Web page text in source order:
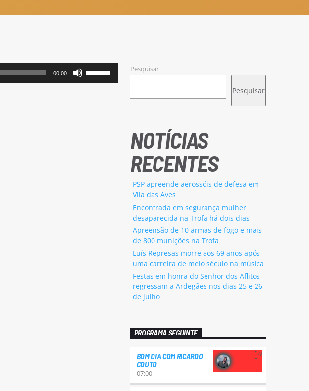
00:00
Use
as
Pesquisar
Pesquisar
NOTÍCIAS
RECENTES
PSP apreende aerossóis de defesa em
Vila das Aves
Encontrada em segurança mulher
desaparecida na Trofa há dois dias
Apreensão de 10 armas de fogo e mais
de 800 munições na Trofa
Luís Represas morre aos 69 anos após
uma carreira de meio século na música
Festas em honra do Senhor dos Aflitos
regressam a Ardegães nos dias 25 e 26
de julho
PROGRAMA SEGUINTE
BOM DIA COM RICARDO
COUTO
07:00